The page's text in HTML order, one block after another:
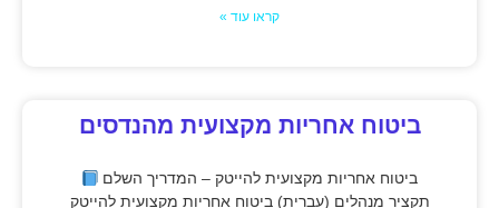
קראו עוד »
ביטוח אחריות מקצועית מהנדסים
ביטוח אחריות מקצועית להייטק – המדריך השלם
תקציר מנהלים (עברית) ביטוח אחריות מקצועית להייטק